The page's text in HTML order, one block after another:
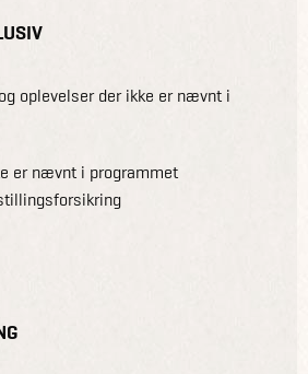
oplevelser der ikke er nævnt i
er nævnt i programmet